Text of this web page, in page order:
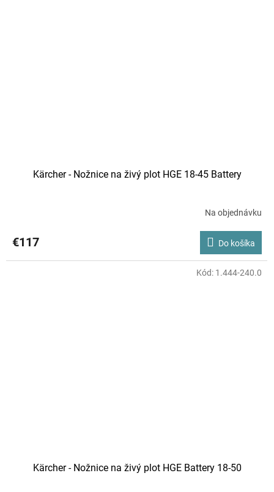
Kärcher - Nožnice na živý plot HGE 18-45 Battery
Na objednávku
€117 Do košíka
Kärcher - Nožnice na živý plot HGE Battery 18-50
Kód: 1.444-240.0